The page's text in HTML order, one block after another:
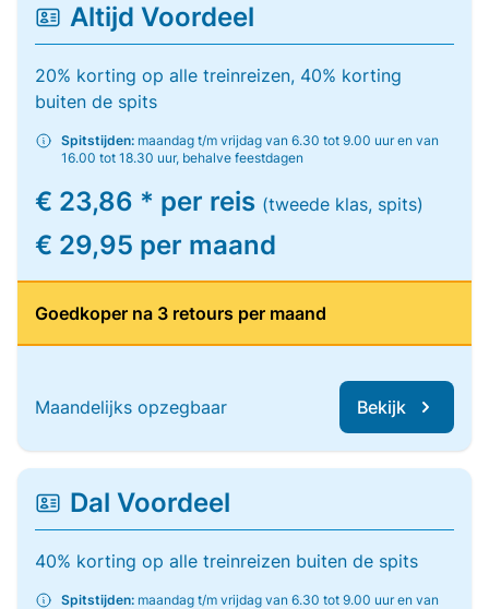
Altijd Voordeel
20% korting op alle treinreizen, 40% korting
buiten de spits
Spitstijden: maandag t/m vrijdag van 6.30 tot 9.00 uur en van
16.00 tot 18.30 uur, behalve feestdagen
€ 23,86 * per reis (tweede klas, spits)
€ 29,95 per maand
Goedkoper na 3 retours per maand
Maandelijks opzegbaar Bekijk
Dal Voordeel
40% korting op alle treinreizen buiten de spits
Spitstijden: maandag t/m vrijdag van 6.30 tot 9.00 uur en van